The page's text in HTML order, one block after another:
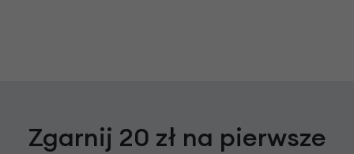
Zgarnij 20 zł na pierwsze